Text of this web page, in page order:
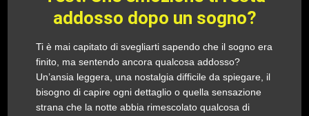
addosso dopo un sogno?
Ti è mai capitato di svegliarti sapendo che il sogno era
finito, ma sentendo ancora qualcosa addosso?
Un’ansia leggera, una nostalgia difficile da spiegare, il
bisogno di capire ogni dettaglio o quella sensazione
strana che la notte abbia rimescolato qualcosa di